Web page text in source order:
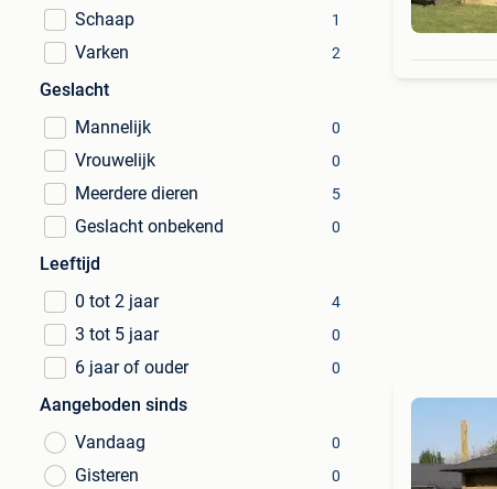
Schaap 1
Varken 2
Geslacht
Mannelijk
0
Vrouwelijk 0
Meerdere dieren 5
Geslacht onbekend 0
Leeftijd
0 tot 2 jaar
4
3 tot 5 jaar 0
6 jaar of ouder 0
Aangeboden sinds
Vandaag
0
Gisteren 0